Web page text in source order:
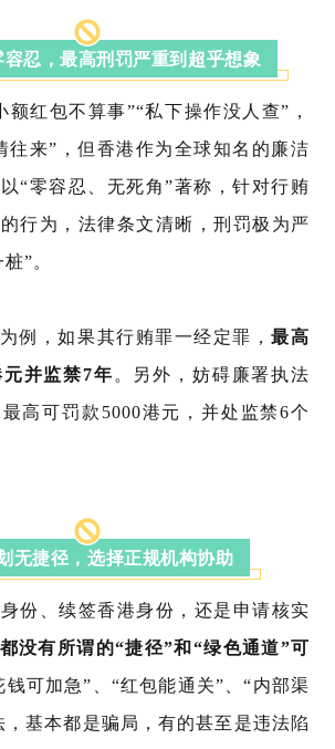
忍，最高刑罚严重到超乎想象
额红包不算事”“私下操作没人查”，
往来”，但香港作为全球知名的廉洁
“零容忍、无死角”著称，针对行贿
行为，法律条文清晰，刑罚极为严
”。
例，如果其行贿罪一经定罪，最高
并监禁7年 。另外，妨碍廉署执法
高可罚款 5000港元，并处监禁6个
无捷径，选择正规机构协助
份、续签香港身份，还是申请核实
都没有所谓的“捷径”和“绿色通道”可
钱可加急”、“红包能通关”、“内部渠
，基本都是骗局，有的甚至是违法陷